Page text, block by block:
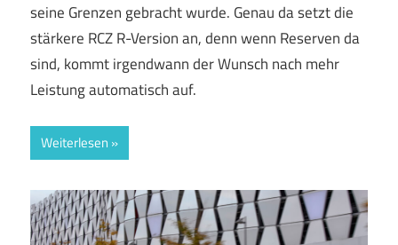
seine Grenzen gebracht wurde. Genau da setzt die
stärkere RCZ R-Version an, denn wenn Reserven da
sind, kommt irgendwann der Wunsch nach mehr
Leistung automatisch auf.
Weiterlesen